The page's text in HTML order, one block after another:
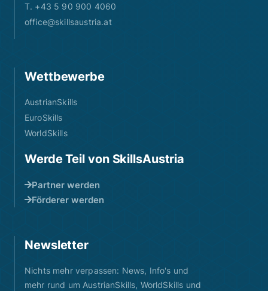
T. +43 5 90 900 4060
office@skillsaustria.at
Wettbewerbe
AustrianSkills
EuroSkills
WorldSkills
Werde Teil von SkillsAustria
Partner werden
Förderer werden
Newsletter
Nichts mehr verpassen: News, Info's und
mehr rund um AustrianSkills, WorldSkills und